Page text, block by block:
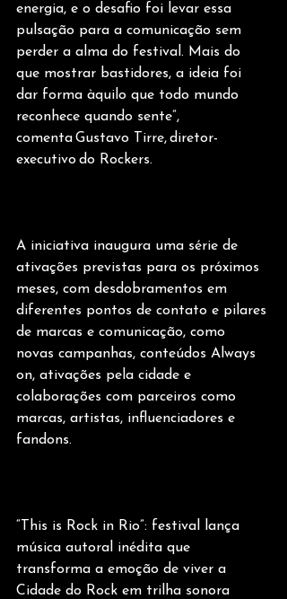
energia, e o desafio foi levar essa
pulsação para a comunicação sem
perder a alma do festival. Mais do
que mostrar bastidores, a ideia foi
dar forma àquilo que todo mundo
reconhece quando sente”,
comenta Gustavo Tirre, diretor-
executivo do Rockers.
A iniciativa inaugura uma série de
ativações previstas para os próximos
meses, com desdobramentos em
diferentes pontos de contato e pilares
de marcas e comunicação, como
novas campanhas, conteúdos Always
on, ativações pela cidade e
colaborações com parceiros como
marcas, artistas, influenciadores e
fandons.
“This is Rock in Rio”: festival lança
música autoral inédita que
transforma a emoção de viver a
Cidade do Rock em trilha sonora